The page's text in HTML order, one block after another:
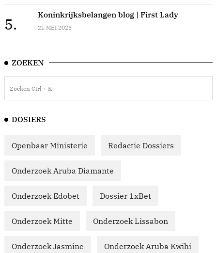
5.
Koninkrijksbelangen blog | First Lady
21 MEI 2023
ZOEKEN
DOSIERS
Openbaar Ministerie Redactie Dossiers
Onderzoek Aruba Diamante
Onderzoek Edobet Dossier 1xBet
Onderzoek Mitte Onderzoek Lissabon
Onderzoek Jasmine Onderzoek Aruba Kwihi